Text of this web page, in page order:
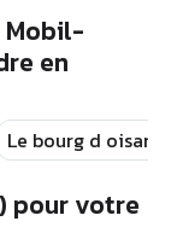
en
Le bourg d oisans
pour votre